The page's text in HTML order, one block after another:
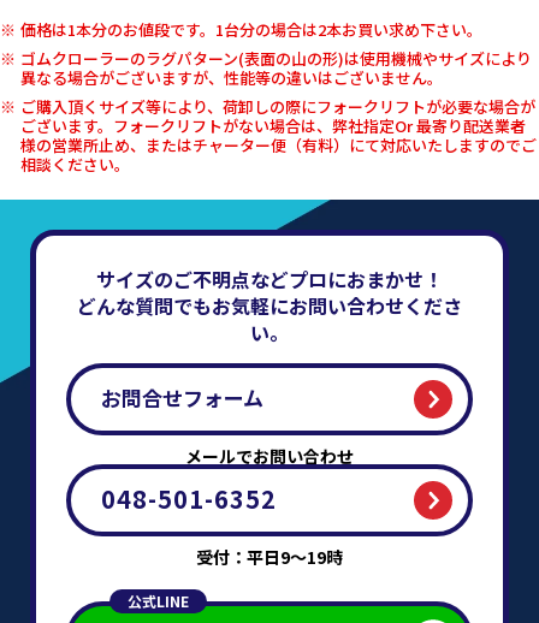
価格は1本分のお値段です。1台分の場合は2本お買い求め下さい。
ゴムクローラーのラグパターン(表面の山の形)は使用機械やサイズにより
異なる場合がございますが、性能等の違いはございません。
ご購入頂くサイズ等により、荷卸しの際にフォークリフトが必要な場合が
ございます。フォークリフトがない場合は、弊社指定Or 最寄り配送業者
様の営業所止め、またはチャーター便（有料）にて対応いたしますのでご
相談ください。
サイズのご不明点などプロにおまかせ！
どんな質問でもお気軽にお問い合わせくださ
い。
お問合せフォーム
メールでお問い合わせ
048-501-6352
受付：平日9～19時
公式LINE